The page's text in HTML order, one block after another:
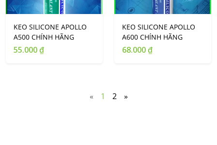
KEO SILICONE APOLLO
A500 CHÍNH HÃNG
55.000 ₫
KEO SILICONE APOLLO
A600 CHÍNH HÃNG
68.000 ₫
« 1 2 »